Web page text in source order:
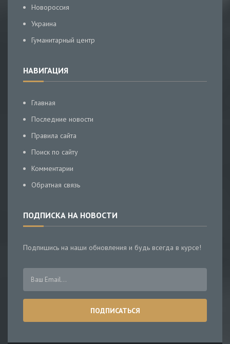
Новороссия
Украина
Гуманитарный центр
НАВИГАЦИЯ
Главная
Последние новости
Правила сайта
Поиск по сайту
Комментарии
Обратная связь
ПОДПИСКА НА НОВОСТИ
Подпишись на наши обновления и будь всегда в курсе!